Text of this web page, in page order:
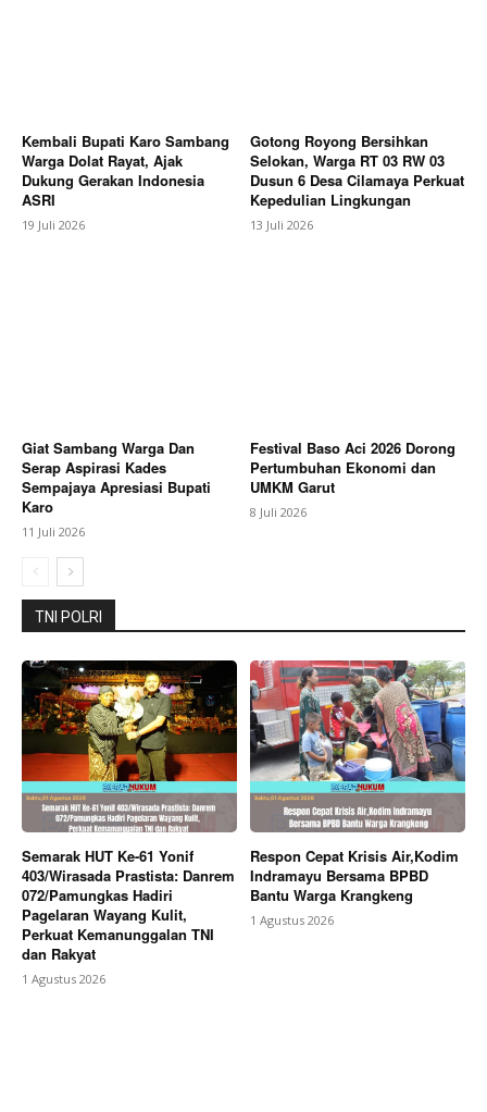
Kembali Bupati Karo Sambang
Warga Dolat Rayat, Ajak
Dukung Gerakan Indonesia
ASRI
19 Juli 2026
Gotong Royong Bersihkan
Selokan, Warga RT 03 RW 03
Dusun 6 Desa Cilamaya Perkuat
Kepedulian Lingkungan
13 Juli 2026
Giat Sambang Warga Dan
Serap Aspirasi Kades
Sempajaya Apresiasi Bupati
Karo
11 Juli 2026
Festival Baso Aci 2026 Dorong
Pertumbuhan Ekonomi dan
UMKM Garut
8 Juli 2026
TNI POLRI
Semarak HUT Ke-61 Yonif
403/Wirasada Prastista: Danrem
072/Pamungkas Hadiri
Pagelaran Wayang Kulit,
Perkuat Kemanunggalan TNI
dan Rakyat
1 Agustus 2026
Respon Cepat Krisis Air,Kodim
Indramayu Bersama BPBD
Bantu Warga Krangkeng
1 Agustus 2026